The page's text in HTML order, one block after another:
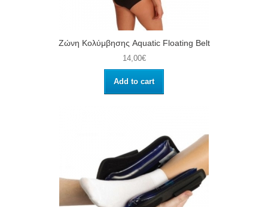
Ζώνη Κολύμβησης Aquatic Floating Belt
14,00€
Add to cart